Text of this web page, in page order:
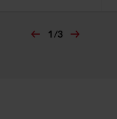
1/3